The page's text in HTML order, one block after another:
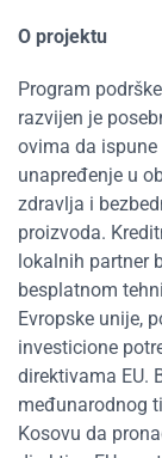
O projektu
Program
razvijen je
ovima da ispune
unapređenje u
zdravlja i
proizvoda.
lokalnih partner
besplatnom
Evropske unije,
investicione
direktivama EU.
međunarodnog
Kosovu da